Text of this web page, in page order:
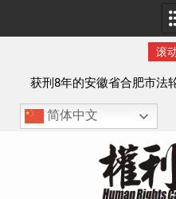
滚
获刑8年的安徽省合肥市法
案情
简体中文